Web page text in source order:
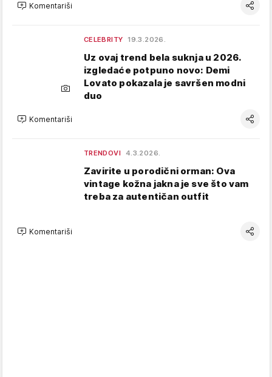
Komentariši
CELEBRITY 19.3.2026.
Uz ovaj trend bela suknja u 2026.
izgledaće potpuno novo: Demi
Lovato pokazala je savršen modni
duo
Komentariši
TRENDOVI 4.3.2026.
Zavirite u porodični orman: Ova
vintage kožna jakna je sve što vam
treba za autentičan outfit
Komentariši